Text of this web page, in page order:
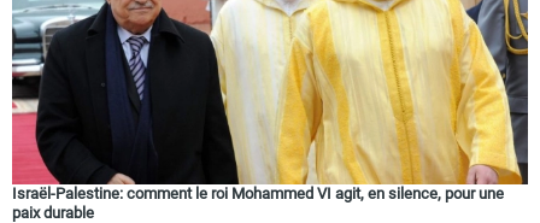
Israël-Palestine: comment le roi Mohammed VI agit, en silence, pour une
paix durable